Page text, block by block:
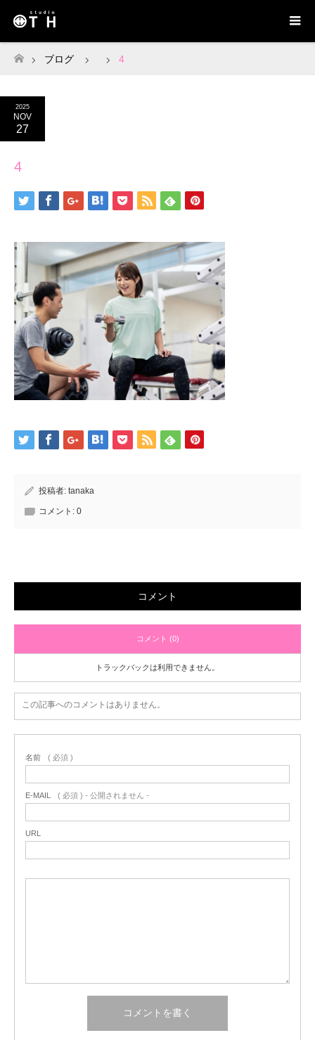
ホーム
ブログ 4
2025
NOV
27
4
投稿者: tanaka
コメント: 0
コメント
コメント (0)
トラックバックは利用できません。
この記事へのコメントはありません。
名前 ( 必須 )
E-MAIL ( 必須 ) - 公開されません -
URL